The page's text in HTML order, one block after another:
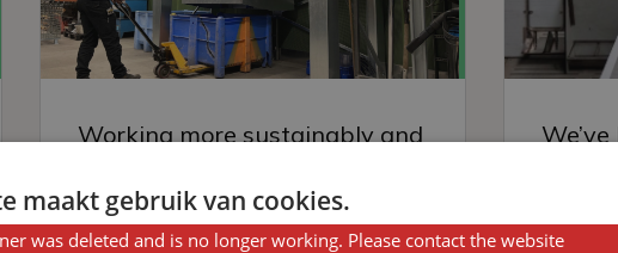
Working more sustainably and
maakt gebruik van cookies.
was deleted and is no longer working. Please contact the website